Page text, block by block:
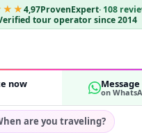
4,97ProvenExpert· 108
tour operator since 2014
now
on
are you traveling?